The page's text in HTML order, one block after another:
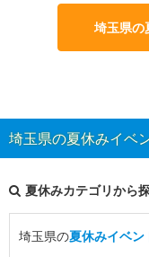
埼玉県の
埼玉県の夏休みイベ
夏休みカテゴリから
埼玉県の夏休みイベン